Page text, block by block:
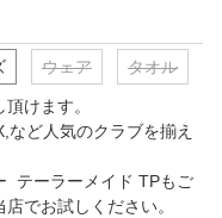
ウェア タオル
けます。
ど人気のクラブを揃え
テーラーメイド TPもご
でお試しください。